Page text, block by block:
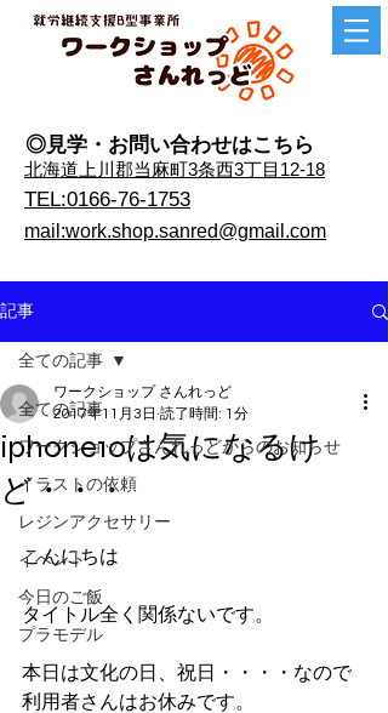
◎見学・​お問い合わせはこちら
​北海道上川郡当麻町3条西3丁目12-18
TEL:0166-76-1753
mail:work.shop.sanred@gmail.com
記事
全ての記事
ワークショップさんれっどからのお知らせ
イラストの依頼
レジンアクセサリー
イベント
今日のご飯
プラモデル
全ての記事
iphone10は気になるけ
ど・・・
ワークショップ さんれっど
2017年11月3日 読了時間: 1分
こんにちは
タイトル全く関係ないです。
本日は文化の日、祝日・・・・なので
利用者さんはお休みです。